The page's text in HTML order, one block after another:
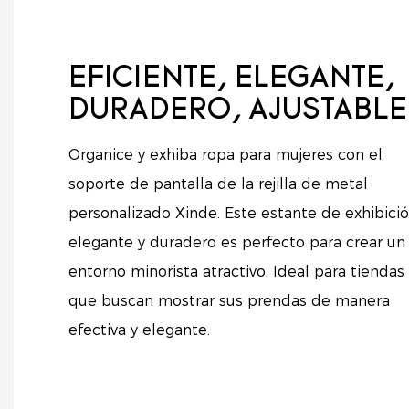
EFICIENTE, ELEGANTE,
DURADERO,
Organice y exhiba ropa para mujeres con el
soporte de pantalla de la rejilla de metal
personalizado Xinde. Este estante de
elegante y duradero es perfecto para crear un
entorno minorista atractivo. Ideal para tiendas
que buscan mostrar sus prendas de manera
efectiva y elegante.